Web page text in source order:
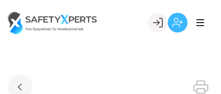
content
Go to landing page.